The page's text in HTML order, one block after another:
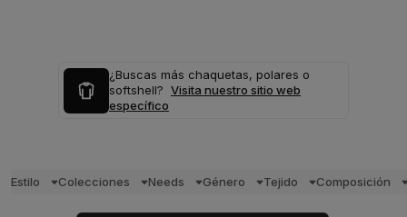
¿Buscas más chaquetas, polares o
softshell? Visita nuestro sitio web
específico
Estilo Colecciones Needs Género Tejido Composición